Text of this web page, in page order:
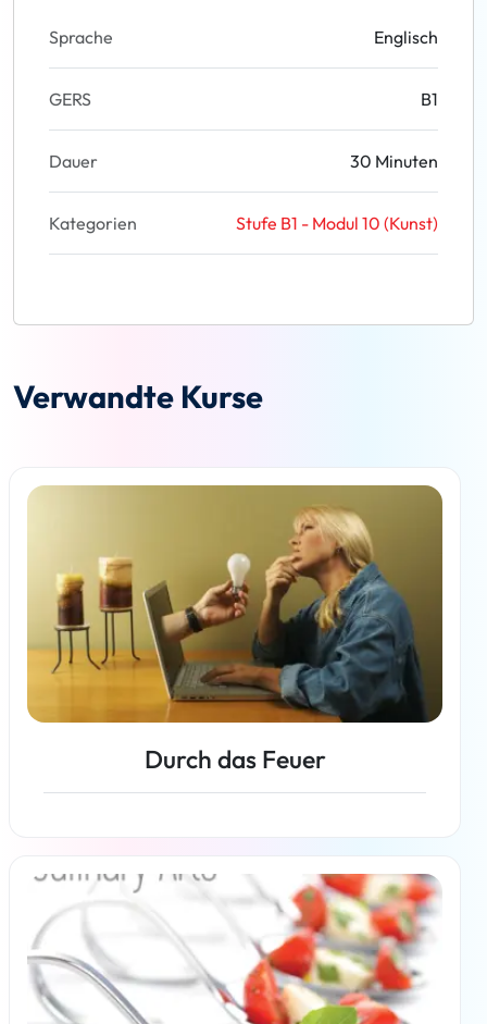
Sprache Englisch
GERS B1
Dauer 30 Minuten
Kategorien Stufe B1 - Modul 10 (Kunst)
Verwandte Kurse
Durch das Feuer
Weiterlesen